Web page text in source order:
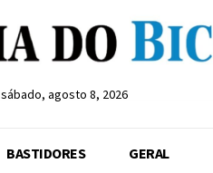
sábado, agosto 8, 2026
BASTIDORES GERAL